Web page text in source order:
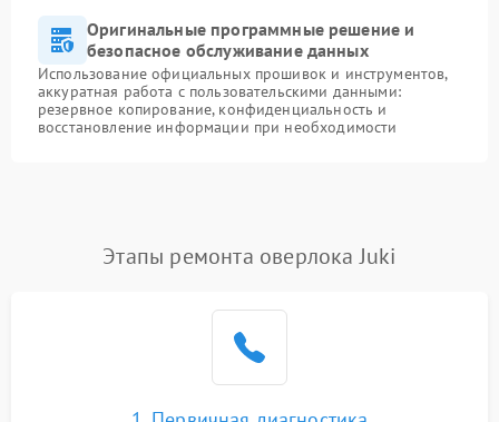
Оригинальные программные решение и
безопасное обслуживание данных
Использование официальных прошивок и инструментов,
аккуратная работа с пользовательскими данными:
резервное копирование, конфиденциальность и
восстановление информации при необходимости
Этапы ремонта оверлока Juki